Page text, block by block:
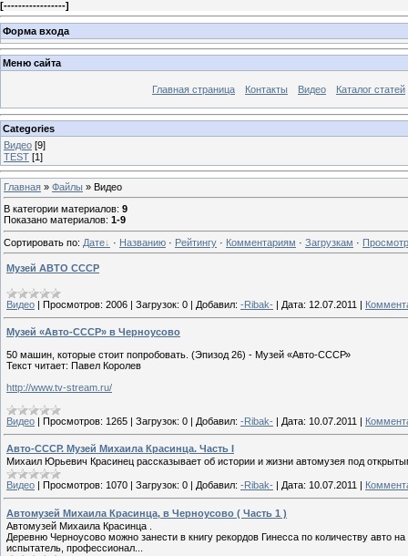
[-----------------]
Форма входа
Меню сайта
Главная страница Контакты Видео Каталог статей
Categories
Видео [9]
TEST [1]
Главная » Файлы » Видео
В категории материалов: 9
Показано материалов: 1-9
Сортировать по: Дате · Названию · Рейтингу · Комментариям · Загрузкам ·
Музей АВТО СССР
Видео | Просмотров: 2006 | Загрузок: 0 | Добавил: -Ribak- | Дата: 12.07.2011 |
Музей «Авто-СССР» в Черноусово
50 машин, которые стоит попробовать. (Эпизод 26) - Музей «Авто-СССР»
Текст читает: Павел Королев
http://www.tv-stream.ru/
Видео | Просмотров: 1265 | Загрузок: 0 | Добавил: -Ribak- | Дата: 10.07.2011 |
Авто-СССР. Музей Михаила Красинца. Часть I
Михаил Юрьевич Красинец рассказывает об истории и жизни автомузея под
Видео | Просмотров: 1070 | Загрузок: 0 | Добавил: -Ribak- | Дата: 10.07.2011 |
Автомузей Михаила Красинца, в Черноусово ( Часть 1 )
Автомузей Михаила Красинца .
Деревню Черноусово можно занести в книгу рекордов Гинесса по количеству авто
испытатель, профессионал...